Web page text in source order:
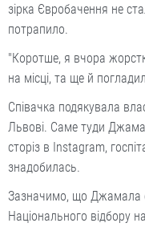
зірка Євробачення не
потрапило.
"Коротше, я вчора
на місці, та ще й
Співачка подякувала
Львові. Саме туди
сторіз в Instagram,
знадобилась.
Зазначимо, що Джамала
Національного відбору